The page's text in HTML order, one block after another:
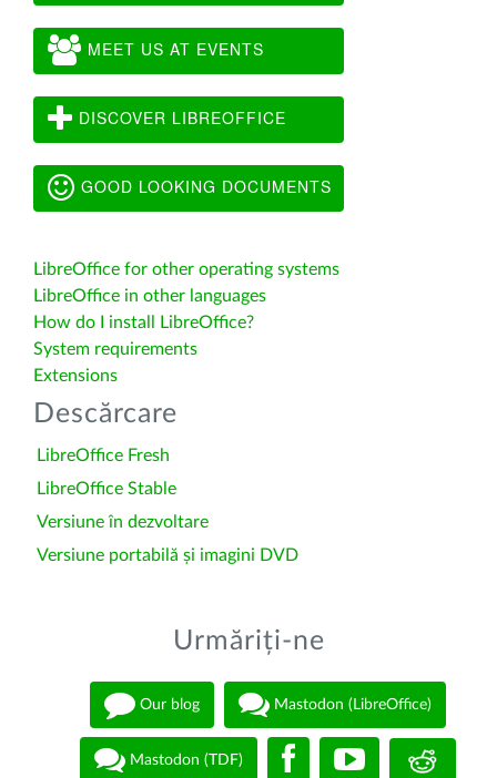
MEET US AT EVENTS
DISCOVER LIBREOFFICE
GOOD LOOKING DOCUMENTS
LibreOffice for other operating systems
LibreOffice in other languages
How do I install LibreOffice?
System requirements
Extensions
Descărcare
LibreOffice Fresh
LibreOffice Stable
Versiune în dezvoltare
Versiune portabilă și imagini DVD
Urmăriți-ne
Our blog Mastodon (LibreOffice)
Mastodon (TDF)